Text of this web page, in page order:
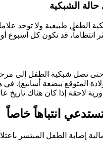
حالة الشبكية
الطفل طبيعية ولا توجد
قد تكون كل أسبوع
المتوقع ببضعة
لاحقة إذا كان هناك تاريخ
انتباهاً خاصاً
إصابة الطفل المبتسر